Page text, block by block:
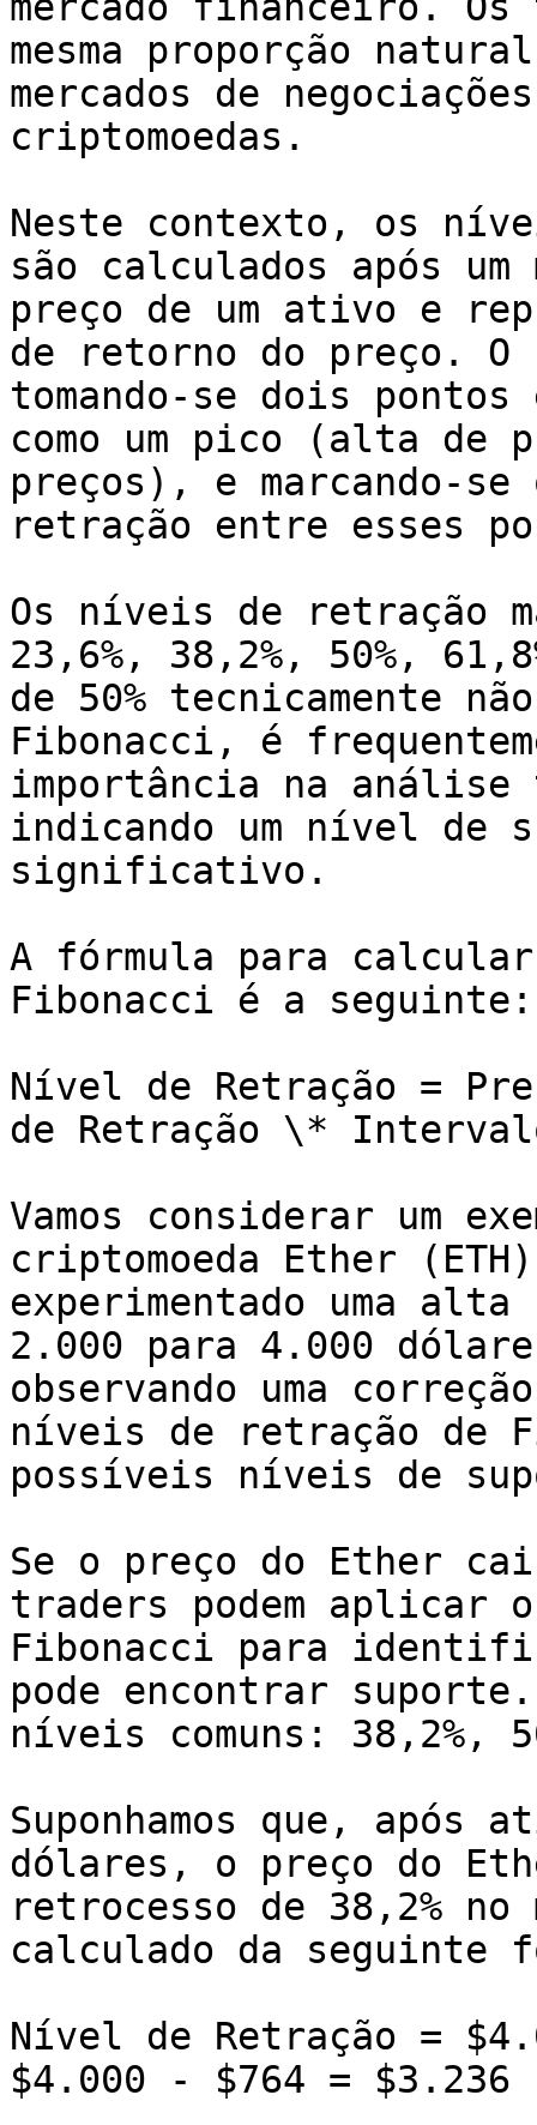
mesma proporção
mercados de
criptomoedas.
Neste contexto, os
são calculados após
preço de um ativo e
de retorno do preço.
tomando-se dois
como um pico (alta de
preços), e marcando-
retração entre esses
Os níveis de retração
23,6%, 38,2%, 50%,
de 50% tecnicamente
Fibonacci, é
importância na análise
indicando um nível de
significativo.
A fórmula para
Fibonacci é a seguinte:
Nível de Retração =
de Retração \*
Vamos considerar um
criptomoeda Ether
experimentado uma
2.000 para 4.000
observando uma
níveis de retração de
possíveis níveis de
Se o preço do Ether
traders podem aplicar
Fibonacci para
pode encontrar
níveis comuns: 38,2%,
Suponhamos que,
dólares, o preço do
retrocesso de 38,2%
calculado da seguinte
Nível de Retração =
$4.000 - $764 = $3.236